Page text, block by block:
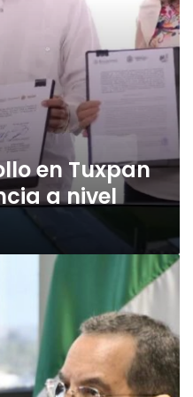
en Tuxpan
a nivel